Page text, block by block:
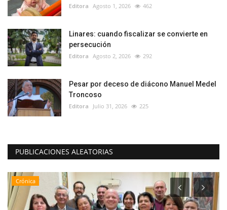
Editora Agosto 1, 2026 462
Linares: cuando fiscalizar se convierte en
persecución
Editora Agosto 2, 2026 292
Pesar por deceso de diácono Manuel Medel
Troncoso
Editora Julio 31, 2026 225
PUBLICACIONES ALEATORIAS
Crónica